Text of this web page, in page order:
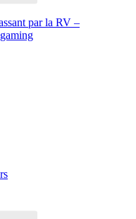
par la RV –